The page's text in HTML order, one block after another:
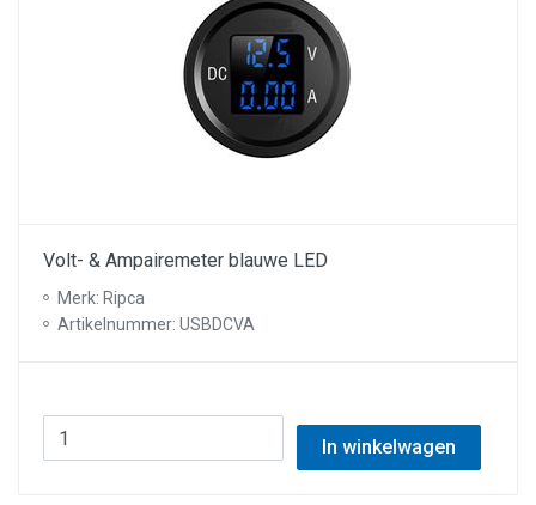
Volt- & Ampairemeter blauwe LED
Merk: Ripca
Artikelnummer: USBDCVA
In winkelwagen